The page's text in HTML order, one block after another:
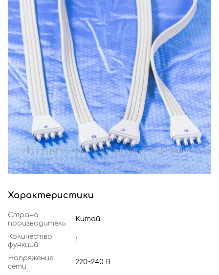
Характеристики
Страна
производитель
Китай
Количество
функций
1
Напряжение
сети
220~240 В